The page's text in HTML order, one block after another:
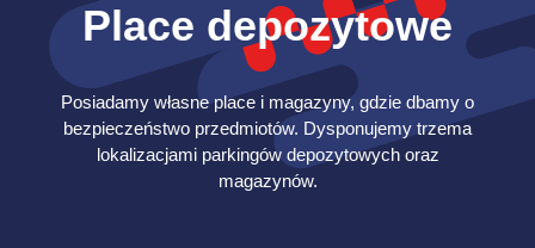
Rok wyzwań i współpracy - mimo pandemii,
rozpoczęliśmy współpracę z WOŚP,
intensyfikując nasze działania charytatywne.
Otrzymaliśmy także prestiżowe wyróżnienie
Gazeli Biznesu. Nawiązaliśmy współpracę z
Millennium i Fraikin.
Place depozytowe
Posiadamy własne place i magazyny, gdzie dbamy o
bezpieczeństwo przedmiotów. Dysponujemy trzema
lokalizacjami parkingów depozytowych oraz
magazynów.